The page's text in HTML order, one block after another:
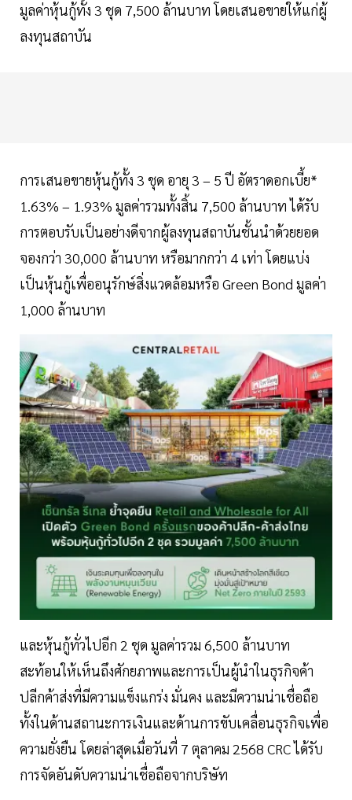
มูลค่าหุ้นกู้ทั้ง 3 ชุด 7,500 ล้านบาท โดยเสนอขายให้แก่ผู้
ลงทุนสถาบัน
การเสนอขายหุ้นกู้ทั้ง 3 ชุด อายุ 3 – 5 ปี อัตราดอกเบี้ย*
1.63% – 1.93% มูลค่ารวมทั้งสิ้น 7,500 ล้านบาท ได้รับ
การตอบรับเป็นอย่างดีจากผู้ลงทุนสถาบันชั้นนำด้วยยอด
จองกว่า 30,000 ล้านบาท หรือมากกว่า 4 เท่า โดยแบ่ง
เป็นหุ้นกู้เพื่ออนุรักษ์สิ่งแวดล้อมหรือ Green Bond มูลค่า
1,000 ล้านบาท
และหุ้นกู้ทั่วไปอีก 2 ชุด มูลค่ารวม 6,500 ล้านบาท
สะท้อนให้เห็นถึงศักยภาพและการเป็นผู้นำในธุรกิจค้า
ปลีกค้าส่งที่มีความแข็งแกร่ง มั่นคง และมีความน่าเชื่อถือ
ทั้งในด้านสถานะการเงินและด้านการขับเคลื่อนธุรกิจเพื่อ
ความยั่งยืน โดยล่าสุดเมื่อวันที่ 7 ตุลาคม 2568 CRC ได้รับ
การจัดอันดับความน่าเชื่อถือจากบริษัท